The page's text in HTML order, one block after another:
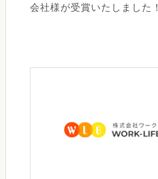
会社様が受賞いたしました！